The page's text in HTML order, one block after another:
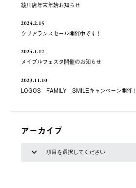
綾川店年末年始お知らせ
2024.2.15
クリアランスセール開催中です！
2024.1.12
メイプルフェスタ開催のお知らせ
2023.11.10
LOGOS FAMILY SMILEキャンペーン開催！
アーカイブ